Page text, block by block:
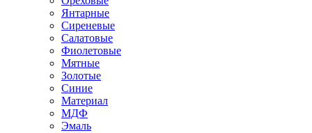
Янтарные
Сиреневые
Салатовые
Фиолетовые
Мятные
Золотые
Синие
Материал
МДФ
Эмаль